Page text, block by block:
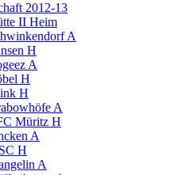
2012-13
II Heim
A
H
A
H
H
A
Müritz H
A
H
A